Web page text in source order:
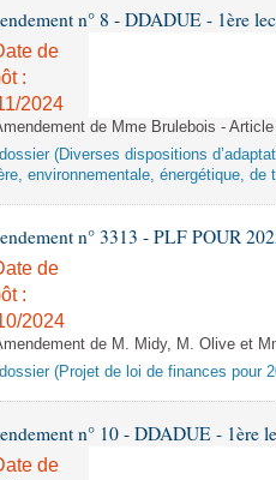
n° 8 - DDADUE - 1ère
de
:
2024
de Mme Brulebois -
(Diverses dispositions
environnementale, énergétique,
n° 3313 - PLF POUR
de
:
2024
de M. Midy, M. Olive et
(Projet de loi de finances pour
n° 10 - DDADUE - 1ère
de